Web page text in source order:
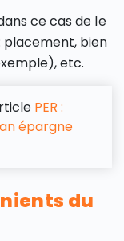
ce cas de le
placement, bien
etc.
PER :
épargne
du